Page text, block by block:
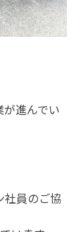
進んでい
社員のご協